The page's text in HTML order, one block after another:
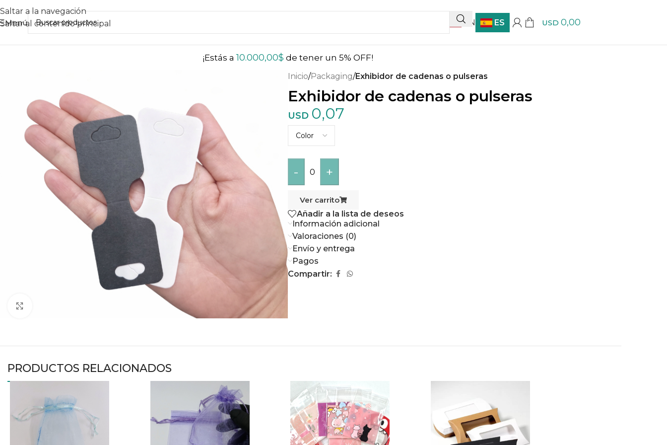
Saltar a la navegación
Saltar al contenido principal
Menú EN ES USD 0,00
¡Estás a10.000,00$ de tener un 5% OFF!
Inicio/Packaging/Exhibidor de cadenas o pulseras
Exhibidor de cadenas o pulseras
USD 0,07
- 0 +
Ver carrito
Añadir a la lista de deseos
Información adicional
Valoraciones (0)
Envío y entrega
Pagos
Compartir:
PRODUCTOS RELACIONADOS